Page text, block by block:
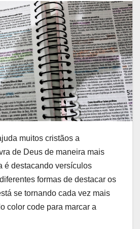
muitos cristãos a
de Deus de maneira mais
é destacando versículos
formas de destacar os
se tornando cada vez mais
color code para marcar a